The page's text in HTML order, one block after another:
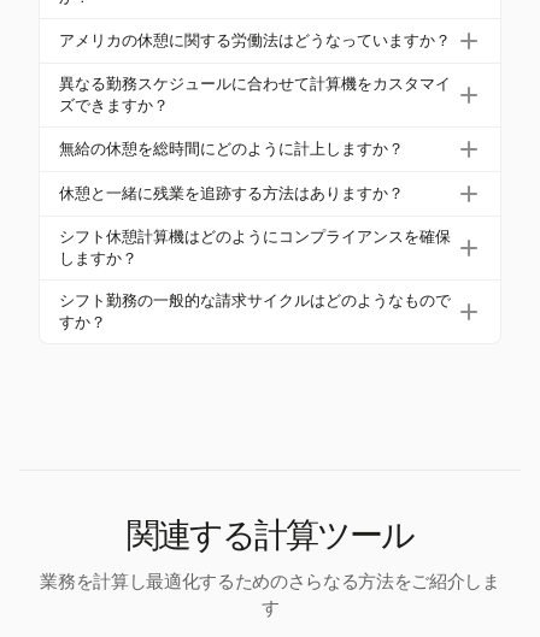
シフト休憩を正確に計算するには、労働法に基づい
憩計算機を使用します。シフトの開始時刻と終了時
刻、休憩の長さを入力することで、純粋な請求可能
時間を自動的に計算します。これにより、コンプラ
イアンスと正確な請求が確保されます。
アメリカの休憩に関する労働法はどうなっていますか？
アメリカでは、公正労働基準法（FLSA）は休憩を義
務付けていませんが、提供される場合、短い休憩は
律にはより厳しい要件がある場合があるため、正確
な時間追跡のために連邦法と州法の両方を把握する
ことが重要です。
異なる勤務スケジュールに合わせて計算機をカスタマイ
ズできますか？
はい、多くのシフト休憩計算機は、さまざまな勤務
しています。労働法、会社の方針、またはクライア
るシフトの正確な休憩計算と請求を確保できます。
無給の休憩を総時間にどのように計上しますか？
無給の休憩を計上するには、シフトの開始時刻と終
指定します。このツールは、自動的に有給と無給の
休憩を区別し、請求のための純粋な請求可能時間を
提供します。
休憩と一緒に残業を追跡する方法はありますか？
はい、シフト休憩計算機には、残業を追跡する機能
が含まれていることがよくあります。勤務時間と休
どうかを判断し、追加の勤務時間が正確に記録さ
れ、請求されることを保証します。
シフト休憩計算機はどのようにコンプライアンスを確保
しますか？
シフト休憩計算機は、労働法や会社の方針に基づく
事前定義されたルールを適用することでコンプライ
シフト勤務の一般的な請求サイクルはどのようなもので
すか？
関連する計算ツール
業務を計算し最適化するためのさらなる方法をご紹介しま
す